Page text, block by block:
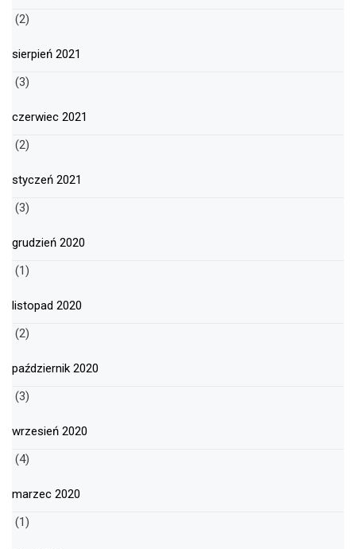
(2)
sierpień 2021
(3)
czerwiec 2021
(2)
styczeń 2021
(3)
grudzień 2020
(1)
listopad 2020
(2)
październik 2020
(3)
wrzesień 2020
(4)
marzec 2020
(1)